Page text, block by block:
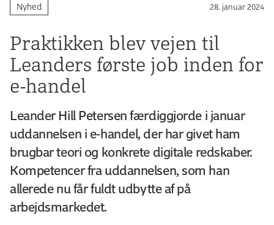
Nyhed 28. januar 2024
Praktikken blev vejen til
Leanders første job inden for
e-handel
Leander Hill Petersen færdiggjorde i januar
uddannelsen i e-handel, der har givet ham
brugbar teori og konkrete digitale redskaber.
Kompetencer fra uddannelsen, som han
allerede nu får fuldt udbytte af på
arbejdsmarkedet.